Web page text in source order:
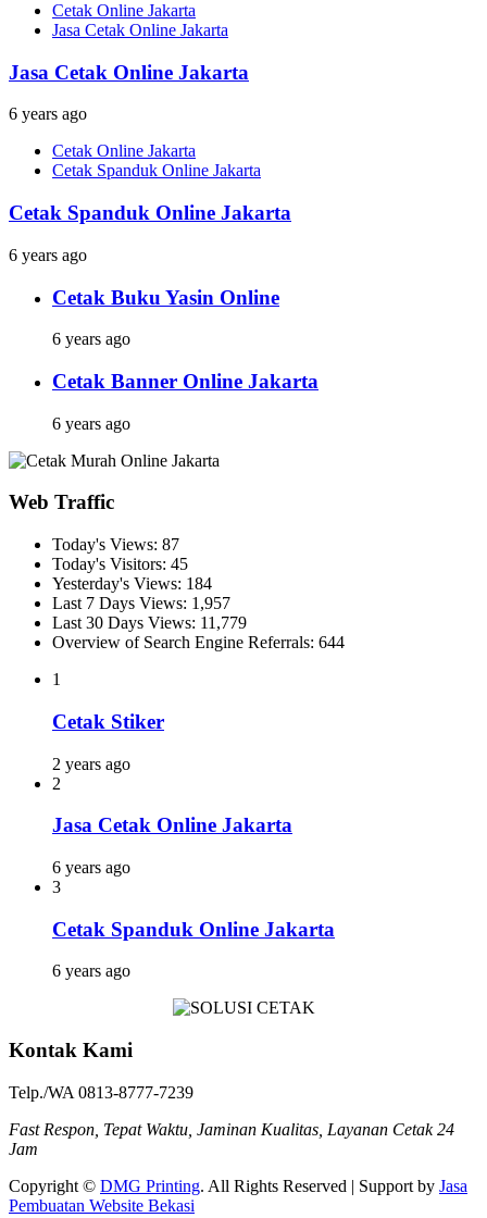
Cetak Online Jakarta
Jasa Cetak Online Jakarta
Jasa Cetak Online Jakarta
6 years ago
Cetak Online Jakarta
Cetak Spanduk Online Jakarta
Cetak Spanduk Online Jakarta
6 years ago
Cetak Buku Yasin Online
6 years ago
Cetak Banner Online Jakarta
6 years ago
Web Traffic
Today's Views: 87
Today's Visitors: 45
Yesterday's Views: 184
Last 7 Days Views: 1,957
Last 30 Days Views: 11,779
Overview of Search Engine Referrals: 644
1
Cetak Stiker
2 years ago
2
Jasa Cetak Online Jakarta
6 years ago
3
Cetak Spanduk Online Jakarta
6 years ago
Kontak Kami
Telp./WA 0813-8777-7239
Fast Respon, Tepat Waktu, Jaminan Kualitas, Layanan Cetak 24
Jam
Copyright © DMG Printing. All Rights Reserved | Support by Jasa
Pembuatan Website Bekasi